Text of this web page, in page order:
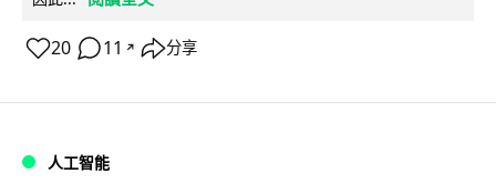
20 11 ↗ 分享
人工智能